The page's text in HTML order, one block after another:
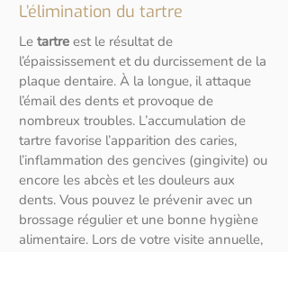
L’élimination du tartre
Le tartre est le résultat de
l’épaississement et du durcissement de la
plaque dentaire. À la longue, il attaque
l’émail des dents et provoque de
nombreux troubles. L’accumulation de
tartre favorise l’apparition des caries,
l’inflammation des gencives (gingivite) ou
encore les abcès et les douleurs aux
dents. Vous pouvez le prévenir avec un
brossage régulier et une bonne hygiène
alimentaire. Lors de votre visite annuelle,